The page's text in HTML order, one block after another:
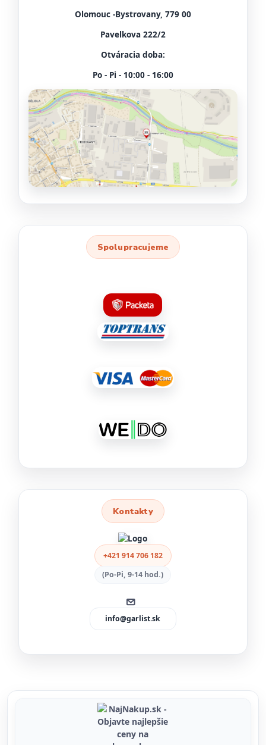
Olomouc -Bystrovany, 779 00
Pavelkova 222/2
Otváracia doba:
Po - Pi - 10:00 - 16:00
Spolupracujeme
Kontakty
+421 914 706 182
(Po-Pi, 9-14 hod.)
info@garlist.sk